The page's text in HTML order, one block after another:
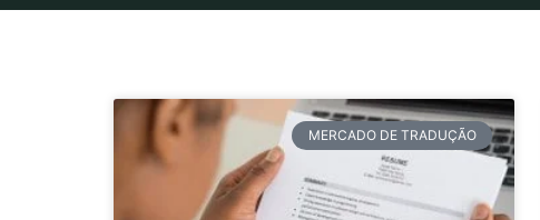
MERCADO DE TRADUÇÃO